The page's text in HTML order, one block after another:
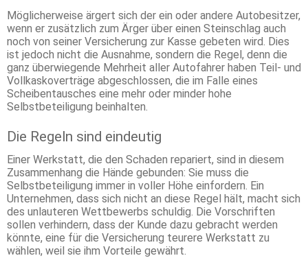
Möglicherweise ärgert sich der ein oder andere Autobesitzer,
wenn er zusätzlich zum Ärger über einen Steinschlag auch
noch von seiner Versicherung zur Kasse gebeten wird. Dies
ist jedoch nicht die Ausnahme, sondern die Regel, denn die
ganz überwiegende Mehrheit aller Autofahrer haben Teil- und
Vollkaskoverträge abgeschlossen, die im Falle eines
Scheibentausches eine mehr oder minder hohe
Selbstbeteiligung beinhalten.
Die Regeln sind eindeutig
Einer Werkstatt, die den Schaden repariert, sind in diesem
Zusammenhang die Hände gebunden: Sie muss die
Selbstbeteiligung immer in voller Höhe einfordern. Ein
Unternehmen, dass sich nicht an diese Regel hält, macht sich
des unlauteren Wettbewerbs schuldig. Die Vorschriften
sollen verhindern, dass der Kunde dazu gebracht werden
könnte, eine für die Versicherung teurere Werkstatt zu
wählen, weil sie ihm Vorteile gewährt.